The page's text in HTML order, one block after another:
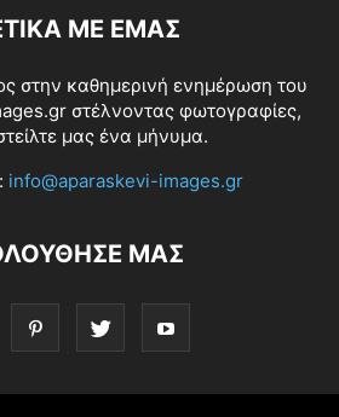
ΜΕ ΕΜΆΣ
στην καθημερινή ενημέρωση του
στέλνοντας φωτογραφίες,
μας ένα μήνυμα.
info@aparaskevi-images.gr
ΜΑΣ